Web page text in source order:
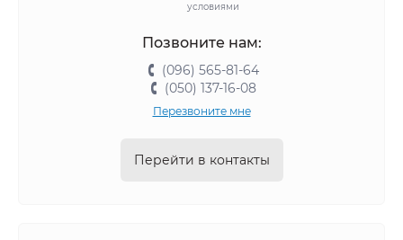
условиями
Позвоните нам:
(096) 565-81-64
(050) 137-16-08
Перезвоните мне
Перейти в контакты